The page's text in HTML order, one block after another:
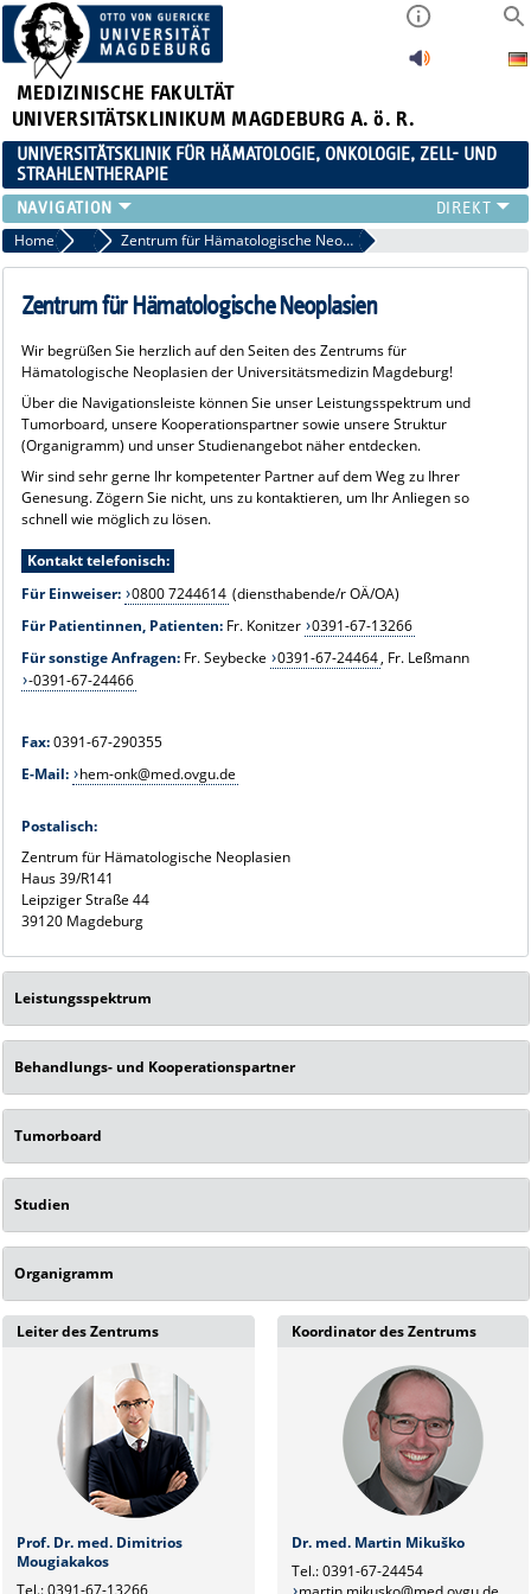
MEDIZINISCHE FAKULTÄT
UNIVERSITÄTSKLINIKUM MAGDEBURG A. ö. R.
UNIVERSITÄTSKLINIK FÜR HÄMATOLOGIE, ONKOLOGIE, ZELL- UND
STRAHLENTHERAPIE
KLINIK
TEAM
FORSCHUNG
STUDIEN
NEWS
STELLENANGEBOTE
Home Klinik Zentrum für Hämatologische Neoplasien
Zentrum für Hämatologische Neoplasien
Wir begrüßen Sie herzlich auf den Seiten des Zentrums für
Hämatologische Neoplasien der Universitätsmedizin Magdeburg!
Über die Navigationsleiste können Sie unser Leistungsspektrum und
Tumorboard, unsere Kooperationspartner sowie unsere Struktur
(Organigramm) und unser Studienangebot näher entdecken.
Wir sind sehr gerne Ihr kompetenter Partner auf dem Weg zu Ihrer
Genesung. Zögern Sie nicht, uns zu kontaktieren, um Ihr Anliegen so
schnell wie möglich zu lösen.
Kontakt telefonisch:
Für Einweiser: 0800 7244614 (diensthabende/r OÄ/OA)
Für Patientinnen, Patienten:Fr. Konitzer 0391-67-13266
Für sonstige Anfragen:Fr. Seybecke 0391-67-24464, Fr. Leßmann
-0391-67-24466
Fax:0391-67-290355
E-Mail:
hem-onk@med.ovgu.de
Postalisch:
Zentrum für Hämatologische Neoplasien
Haus 39/R141
Leipziger Straße 44
39120 Magdeburg
Leistungsspektrum
Behandlungs- und Kooperationspartner
Tumorboard
Studien
Organigramm
Leiter des Zentrums
Prof. Dr. med. Dimitrios
Mougiakakos
Tel.: 0391-67-13266
Koordinator des Zentrums
Dr. med. Martin Mikuško
Tel.: 0391-67-24454